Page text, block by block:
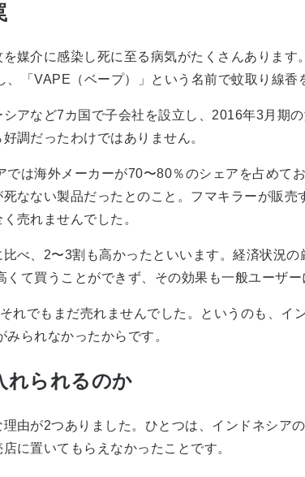
介に感染し死に至る病気がたくさんあります
「VAPE（ベープ）」という名前で蚊取り線香
アなど7カ国で子会社を設立し、2016年3月期
調だったわけではありません。
は海外メーカーが70〜80％のシェアを占めて
なない製品だったとのこと。フマキラーが販
売れませんでした。
べ、2〜3割も高かったといいます。経済状況
て買うことができず、その効果も一般ユーザー
でもまだ売れませんでした。というのも、イ
られなかったからです。
れられるのか
由が2つありました。ひとつは、インドネシア
に置いてもらえなかったことです。